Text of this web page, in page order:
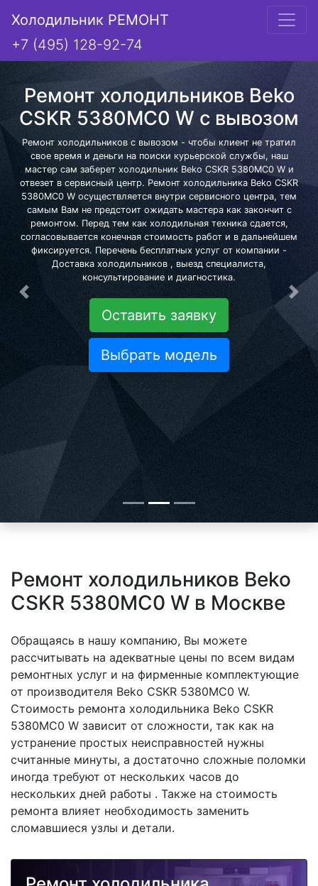
Холодильник РЕМОНТ
+7 (495) 128-92-74
Ремонт холодильников Beko
CSKR 5380MC0 W с вывозом
Ремонт холодильников с вывозом - чтобы клиент не тратил
свое время и деньги на поиски курьерской службы, наш
мастер сам заберет холодильник Beko CSKR 5380MC0 W и
отвезет в сервисный центр. Ремонт холодильника Beko CSKR
5380MC0 W осуществляется внутри сервисного центра, тем
самым Вам не предстоит ожидать мастера как закончит с
ремонтом. Перед тем как холодильная техника сдается,
согласовывается конечная стоимость работ и в дальнейшем
фиксируется. Перечень бесплатных услуг от компании -
Доставка холодильников , выезд специалиста,
консультирование и диагностика.
Оставить заявку
Выбрать модель
Предыдущая
Ремонт холодильников Beko
CSKR 5380MC0 W в Москве
Обращаясь в нашу компанию, Вы можете
рассчитывать на адекватные цены по всем видам
ремонтных услуг и на фирменные комплектующие
от производителя Beko CSKR 5380MC0 W.
Стоимость ремонта холодильника Beko CSKR
5380MC0 W зависит от сложности, так как на
устранение простых неисправностей нужны
считанные минуты, а достаточно сложные поломки
иногда требуют от нескольких часов до
нескольких дней работы . Также на стоимость
ремонта влияет необходимость заменить
сломавшиеся узлы и детали.